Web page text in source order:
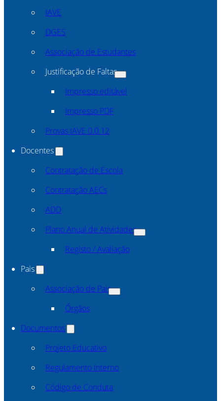
IAVE
DGES
Associação de Estudantes
Justificação de Faltas
Impresso editável
Impresso PDF
Provas IAVE 0.0.12
Docentes
Contratação de Escola
Contratação AECs
ADD
Plano Anual de Atividades
Registo / Avaliação
Pais
Associação de Pais
Órgãos
Documentos
Projeto Educativo
Regulamento Interno
Código de Conduta